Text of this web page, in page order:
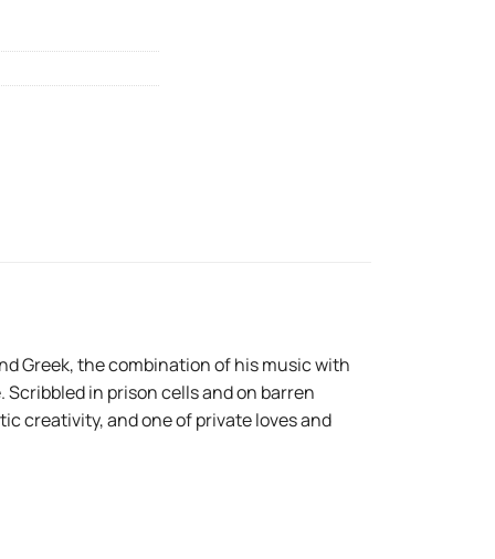
Greek, the combination of his music with
in prison cells and on barren
creativity, and one of private loves and